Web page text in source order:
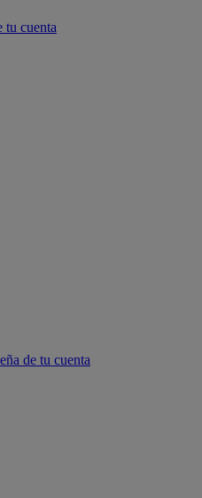
tu cuenta
de tu cuenta